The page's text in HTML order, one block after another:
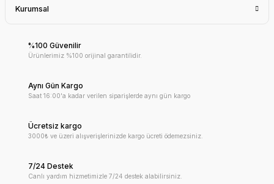
Kurumsal
%100 Güvenilir
Ürünlerimiz %100 orijinal garantilidir.
Aynı Gün Kargo
Saat 16:00'a kadar verilen siparişlerde aynı gün kargo
Ücretsiz kargo
3000₺ ve üzeri alışverişlerinizde kargo ücreti ödemezsiniz.
7/24 Destek
Canlı yardım hizmetimizle 7/24 destek alabilirsiniz.